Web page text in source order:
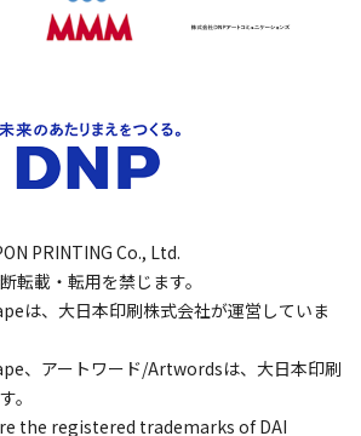
PRINTING Co., Ltd.
転載・転用を禁じます。
は、大日本印刷株式会社が運営していま
、アートワード/Artwordsは、大日本印刷
。
the registered trademarks of DAI